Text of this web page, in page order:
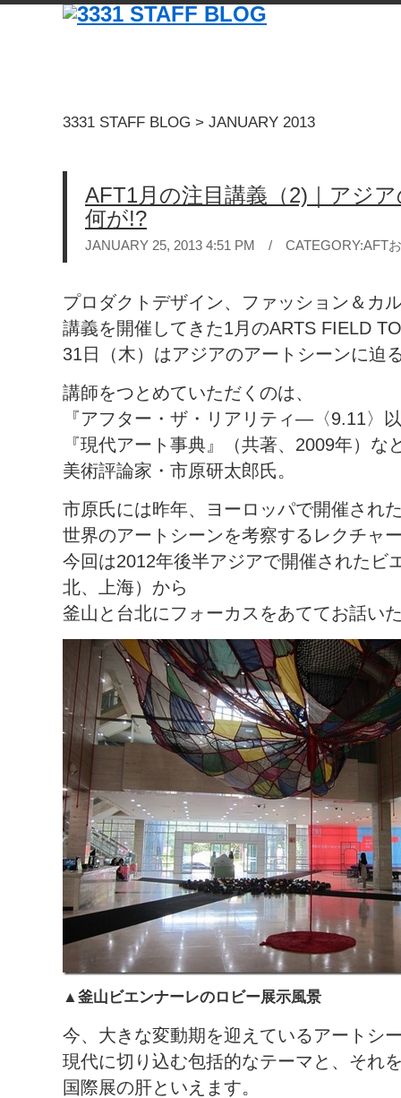
3331 STAFF BLOG > JANUARY 2013
AFT1月の注目講義（2)｜アジ
何が!?
JANUARY 25, 2013 4:51 PM / CATEGORY:AFT
プロダクトデザイン、ファッション＆カ
講義を開催してきた1月のARTS FIELD
31日（木）はアジアのアートシーンに迫
講師をつとめていただくのは、
『アフター・ザ・リアリティ―〈9.11〉
『現代アート事典』（共著、2009年）な
美術評論家・市原研太郎氏。
市原氏には昨年、ヨーロッパで開催され
世界のアートシーンを考察するレクチャ
今回は2012年後半アジアで開催されたビ
北、上海）から
釜山と台北にフォーカスをあててお話い
▲釜山ビエンナーレのロビー展示風景
今、大きな変動期を迎えているアートシ
現代に切り込む包括的なテーマと、それ
国際展の肝といえます。